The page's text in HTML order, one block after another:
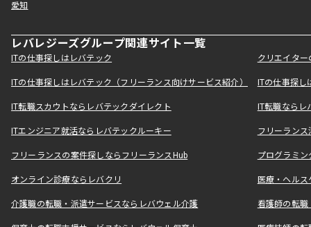
愛知
レバレジーズグループ関連サイト一覧
ITの仕事探しはレバテック クリエイタ
ITの仕事探しはレバテック（フリーランス向けサービス紹介） ITの仕事探
IT転職スカウトならレバテックダイレクト IT転職なら
ITエンジニア就活ならレバテックルーキー フリーラン
フリーランスの案件探しならフリーランスHub プログラミ
オンライン診療ならレバクリ 医療・ヘル
介護職の転職・派遣サービスならレバウェル介護 看護師の転